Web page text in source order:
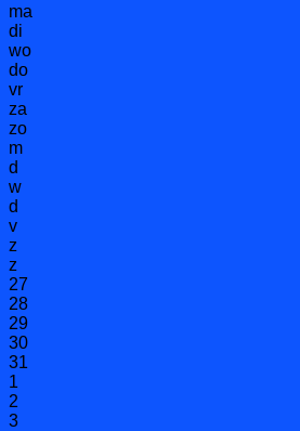
ma
di
wo
do
vr
za
zo
m
d
w
d
v
z
z
27
28
29
30
31
1
2
3